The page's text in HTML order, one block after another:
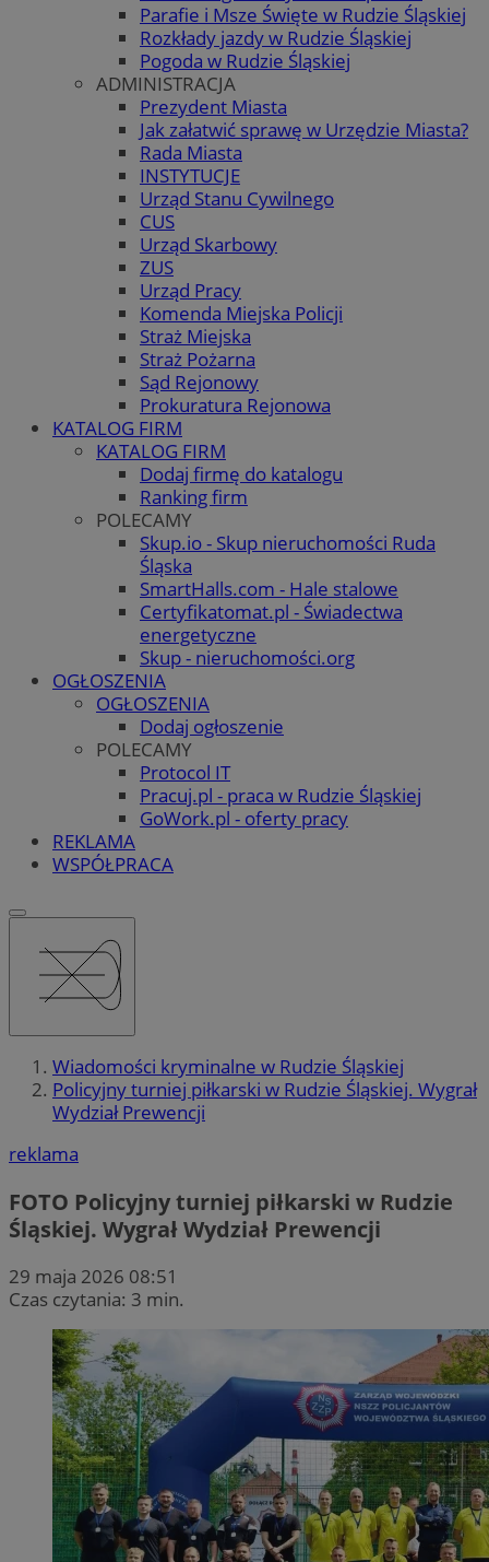
Parafie i Msze Święte w Rudzie Śląskiej
Rozkłady jazdy w Rudzie Śląskiej
Pogoda w Rudzie Śląskiej
ADMINISTRACJA
Prezydent Miasta
Jak załatwić sprawę w Urzędzie Miasta?
Rada Miasta
INSTYTUCJE
Urząd Stanu Cywilnego
CUS
Urząd Skarbowy
ZUS
Urząd Pracy
Komenda Miejska Policji
Straż Miejska
Straż Pożarna
Sąd Rejonowy
Prokuratura Rejonowa
KATALOG FIRM
KATALOG FIRM
Dodaj firmę do katalogu
Ranking firm
POLECAMY
Skup.io - Skup nieruchomości Ruda
Śląska
SmartHalls.com - Hale stalowe
Certyfikatomat.pl - Świadectwa
energetyczne
Skup - nieruchomości.org
OGŁOSZENIA
OGŁOSZENIA
Dodaj ogłoszenie
POLECAMY
Protocol IT
Pracuj.pl - praca w Rudzie Śląskiej
GoWork.pl - oferty pracy
REKLAMA
WSPÓŁPRACA
Wiadomości kryminalne w Rudzie Śląskiej
Policyjny turniej piłkarski w Rudzie Śląskiej. Wygrał
Wydział Prewencji
reklama
FOTO Policyjny turniej piłkarski w Rudzie
Śląskiej. Wygrał Wydział Prewencji
29 maja 2026 08:51
Czas czytania: 3 min.